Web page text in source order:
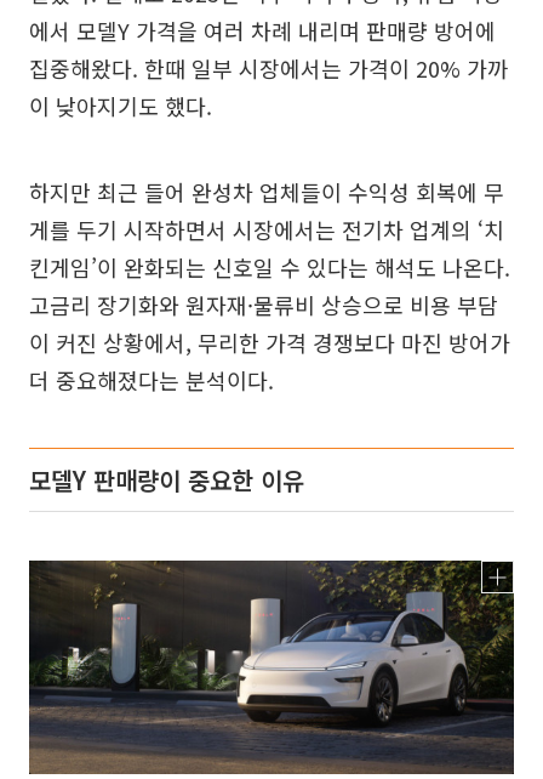
에서 모델Y 가격을 여러 차례 내리며 판매량 방어에
집중해왔다. 한때 일부 시장에서는 가격이 20% 가까
이 낮아지기도 했다.
하지만 최근 들어 완성차 업체들이 수익성 회복에 무
게를 두기 시작하면서 시장에서는 전기차 업계의 ‘치
킨게임’이 완화되는 신호일 수 있다는 해석도 나온다.
고금리 장기화와 원자재·물류비 상승으로 비용 부담
이 커진 상황에서, 무리한 가격 경쟁보다 마진 방어가
더 중요해졌다는 분석이다.
모델Y 판매량이 중요한 이유